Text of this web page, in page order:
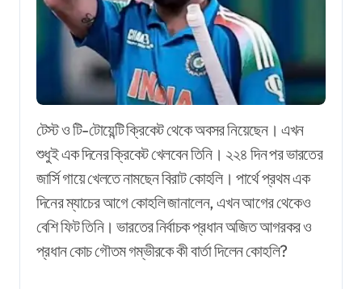
টেস্ট ও টি-টোয়েন্টি ক্রিকেট থেকে অবসর নিয়েছেন। এখন
শুধুই এক দিনের ক্রিকেট খেলবেন তিনি। ২২৪ দিন পর ভারতের
জার্সি গায়ে খেলতে নামছেন বিরাট কোহলি। পার্থে প্রথম এক
দিনের ম্যাচের আগে কোহলি জানালেন, এখন আগের থেকেও
বেশি ফিট তিনি। ভারতের নির্বাচক প্রধান অজিত আগরকর ও
প্রধান কোচ গৌতম গম্ভীরকে কী বার্তা দিলেন কোহলি?